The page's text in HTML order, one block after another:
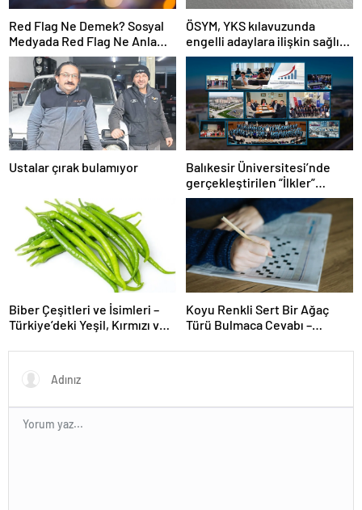
Red Flag Ne Demek? Sosyal
Medyada Red Flag Ne Anlama
Gelir?
ÖSYM, YKS kılavuzunda
engelli adaylara ilişkin sağlık
şartlarını güncelledi
Ustalar çırak bulamıyor
Balıkesir Üniversitesi’nde
gerçekleştirilen “İlkler”
üniversitenin geleceğini
şekillendiriyor
Biber Çeşitleri ve İsimleri –
Türkiye’deki Yeşil, Kırmızı ve
Koyu Renkli Sert Bir Ağaç
Türü Bulmaca Cevabı –
Bir Ağaç Türü